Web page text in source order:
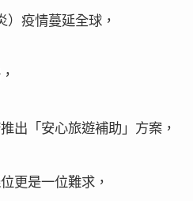
）疫情蔓延全球，
出「安心旅遊補助」方案，
更是一位難求，